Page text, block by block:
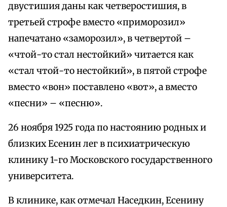
двустишия даны как четверостишия, в
третьей строфе вместо «приморозил»
напечатано «заморозил», в четвертой –
«чтой-то стал нестойкий» читается как
«стал чтой-то нестойкий», в пятой строфе
вместо «вон» поставлено «вот», а вместо
«песни» – «песню».
26 ноября 1925 года по настоянию родных и
близких Есенин лег в психиатрическую
клинику 1-го Московского государственного
университета.
В клинике, как отмечал Наседкин, Есенину